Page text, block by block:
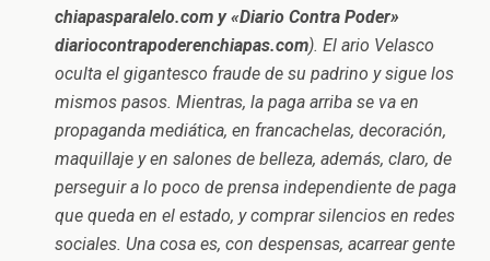
chiapasparalelo.com y «Diario Contra Poder»
diariocontrapoderenchiapas.com). El ario Velasco
oculta el gigantesco fraude de su padrino y sigue los
mismos pasos. Mientras, la paga arriba se va en
propaganda mediática, en francachelas, decoración,
maquillaje y en salones de belleza, además, claro, de
perseguir a lo poco de prensa independiente de paga
que queda en el estado, y comprar silencios en redes
sociales. Una cosa es, con despensas, acarrear gente